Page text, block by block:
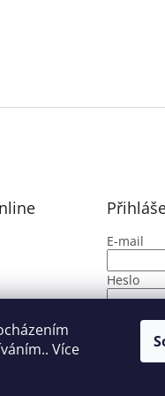
Více
E-mail
Heslo
Nová